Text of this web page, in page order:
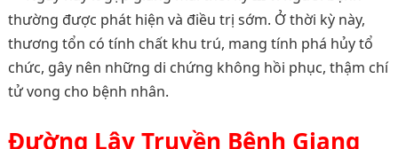
thường được phát hiện và điều trị sớm. Ở thời kỳ này,
thương tổn có tính chất khu trú, mang tính phá hủy tổ
chức, gây nên những di chứng không hồi phục, thậm chí
tử vong cho bệnh nhân.
Đường Lây Truyền Bệnh Giang